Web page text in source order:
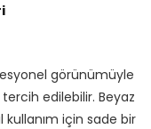
görünümüyle
edilebilir. Beyaz
kullanım için sade bir